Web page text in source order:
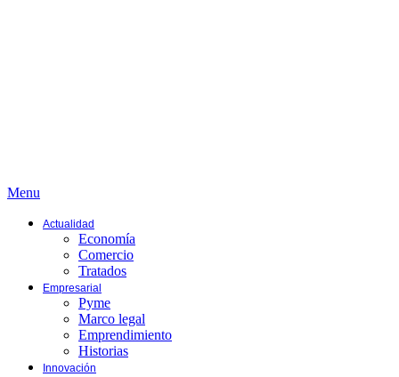
Menu
Actualidad
Economía
Comercio
Tratados
Empresarial
Pyme
Marco legal
Emprendimiento
Historias
Innovación